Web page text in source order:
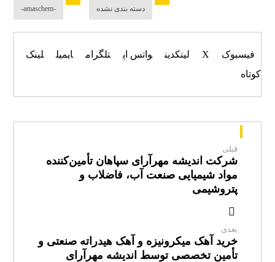
-amaschem- دسته بندی نشده
فیسبوک X لینکدین واتس اپ تلگرام ایمیل
لینک
کوتاه
قبلی
شرکت اندیشه مهرآرای سپاهان تأمین‌کننده
مواد شیمیایی صنعت آب، فاضلاب و
پتروشیمی
بعدی
خرید آهک میکرونیزه و آهک هیدراته صنعتی و
تأمین تخصصی توسط اندیشه مهرآرای